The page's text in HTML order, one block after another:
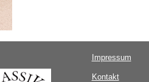
Impressum
Kontakt